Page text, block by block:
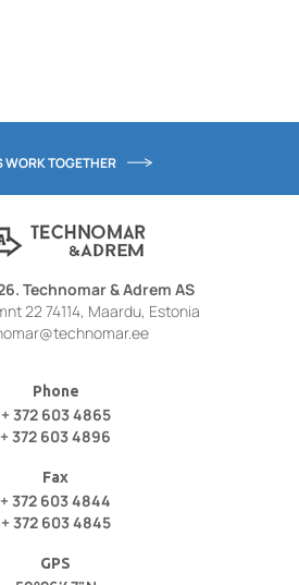
WORK TOGETHER
Technomar & Adrem AS
22 74114, Maardu, Estonia
Phone
+ 372 603 4865
+ 372 603 4896
Fax
+ 372 603 4844
+ 372 603 4845
GPS